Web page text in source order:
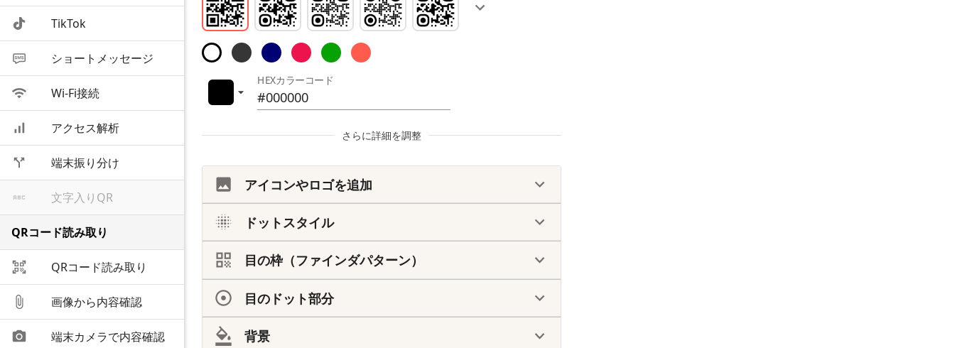
TikTok
ショートメッセージ
Wi-Fi接続
アクセス解析
端末振り分け
文字入りQR
QRコード読み取り
QRコード読み取り
画像から内容確認
端末カメラで内容確認
HEXカラーコード
さらに詳細を調整
アイコンやロゴを追加
ドットスタイル
目の枠（ファインダパターン）
目のドット部分
背景